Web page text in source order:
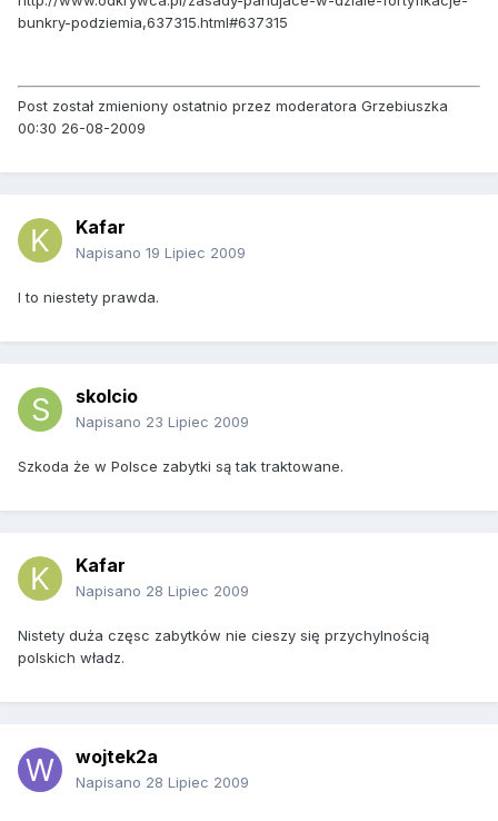
bunkry-podziemia,637315.html#637315
Post został zmieniony ostatnio przez moderatora Grzebiuszka
00:30 26-08-2009
Kafar
Napisano 19 Lipiec 2009
I to niestety prawda.
skolcio
Napisano 23 Lipiec 2009
Szkoda że w Polsce zabytki są tak traktowane.
Kafar
Napisano 28 Lipiec 2009
Nistety duża częsc zabytków nie cieszy się przychylnością
polskich władz.
wojtek2a
Napisano 28 Lipiec 2009